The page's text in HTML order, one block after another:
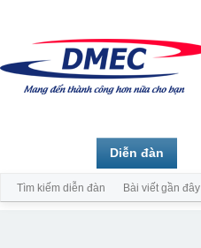
Diễn đàn
Tìm kiếm diễn đàn Bài viết gần đây